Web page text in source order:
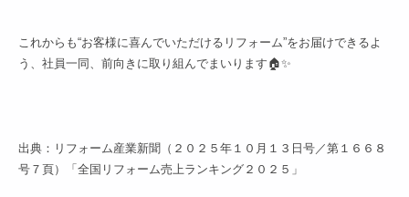
これからも“お客様に喜んでいただけるリフォーム”をお届けできるよ
う、社員一同、前向きに取り組んでまいります🏠✨
出典：リフォーム産業新聞（２０２５年１０月１３日号／第１６６８
号７頁）「全国リフォーム売上ランキング２０２５」